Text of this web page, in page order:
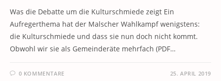
Was die Debatte um die Kulturschmiede zeigt Ein
Aufregerthema hat der Malscher Wahlkampf wenigstens:
die Kulturschmiede und dass sie nun doch nicht kommt.
Obwohl wir sie als Gemeinderäte mehrfach (PDF…
0 KOMMENTARE 25. APRIL 2019